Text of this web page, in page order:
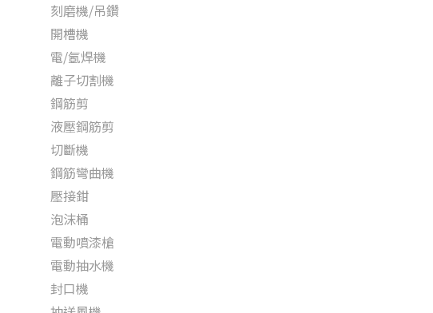
刻磨機/吊鑽
開槽機
電/氬焊機
離子切割機
鋼筋剪
液壓鋼筋剪
切斷機
鋼筋彎曲機
壓接鉗
泡沫桶
電動噴漆槍
電動抽水機
封口機